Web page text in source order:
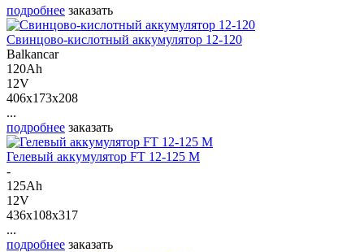
подробнее заказать
Свинцово-кислотный аккумулятор 12-120
Balkancar
120Ah
12V
406x173x208
...
подробнее заказать
Гелевый аккумулятор FT 12-125 M
-
125Ah
12V
436x108x317
...
подробнее заказать